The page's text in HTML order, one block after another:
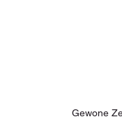
Gewone